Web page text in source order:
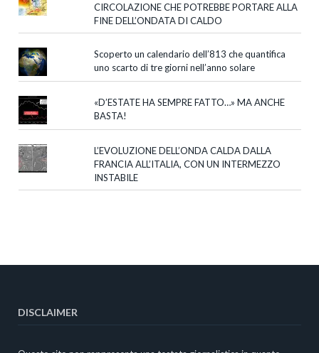
CIRCOLAZIONE CHE POTREBBE PORTARE ALLA
FINE DELL’ONDATA DI CALDO
Scoperto un calendario dell’813 che quantifica
uno scarto di tre giorni nell’anno solare
«D’ESTATE HA SEMPRE FATTO…» MA ANCHE
BASTA!
L’EVOLUZIONE DELL’ONDA CALDA DALLA
FRANCIA ALL’ITALIA, CON UN INTERMEZZO
INSTABILE
DISCLAIMER